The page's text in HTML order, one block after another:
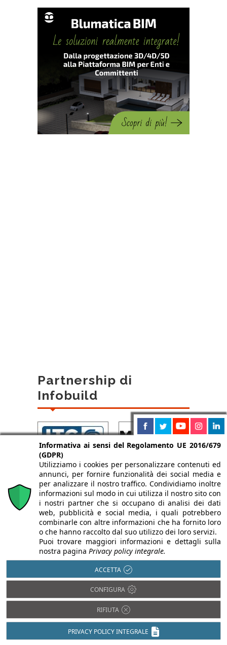
Partnership di
Infobuild
Informativa ai sensi del Regolamento UE 2016/679
(GDPR)
Utilizziamo i cookies per personalizzare contenuti ed
annunci, per fornire funzionalità dei social media e
per analizzare il nostro traffico. Condividiamo inoltre
informazioni sul modo in cui utilizza il nostro sito con
i nostri partner che si occupano di analisi dei dati
web, pubblicità e social media, i quali potrebbero
combinarle con altre informazioni che ha fornito loro
o che hanno raccolto dal suo utilizzo dei loro servizi.
Puoi trovare maggiori informazioni e dettagli sulla
nostra pagina Privacy policy integrale.
ACCETTA
CONFIGURA
RIFIUTA
PRIVACY POLICY INTEGRALE